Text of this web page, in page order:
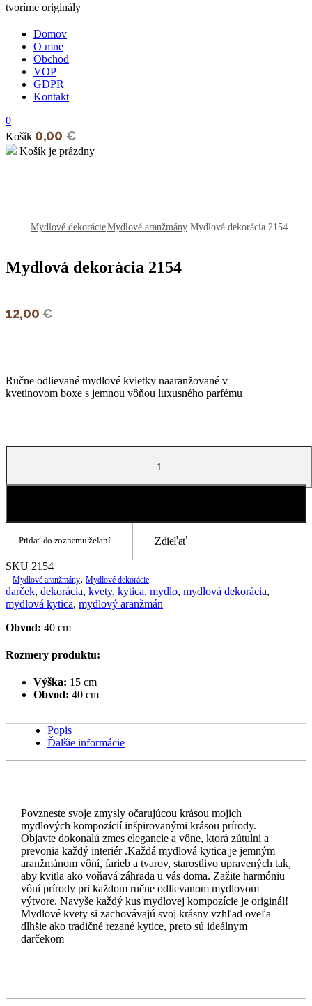
tvoríme originály
Domov
O mne
Obchod
VOP
GDPR
Kontakt
0
Košík 0,00 €
Košík je prázdny
Mydlové dekorácieMydlové aranžmány Mydlová dekorácia 2154
Mydlová dekorácia 2154
12,00 €
Ručne odlievané mydlové kvietky naaranžované v
kvetinovom boxe s jemnou vôňou luxusného parfému
množstvo
2154
Pridať do zoznamu želaní Zdieľať
SKU 2154
Mydlové aranžmány, Mydlové dekorácie
darček, dekorácia, kvety, kytica, mydlo, mydlová dekorácia,
mydlová kytica, mydlový aranžmán
Obvod: 40 cm
Rozmery produktu:
Výška: 15 cm
Obvod: 40 cm
Popis
Ďalšie informácie
Povzneste svoje zmysly očarujúcou krásou mojich
mydlových kompozícií inšpirovanými krásou prírody.
Objavte dokonalú zmes elegancie a vône, ktorá zútulni a
prevonia každý interiér .Každá mydlová kytica je jemným
aranžmánom vôní, farieb a tvarov, starostlivo upravených tak,
aby kvitla ako voňavá záhrada u vás doma. Zažite harmóniu
vôní prírody pri každom ručne odlievanom mydlovom
výtvore. Navyše každý kus mydlovej kompozície je originál!
Mydlové kvety si zachovávajú svoj krásny vzhľad oveľa
dlhšie ako tradičné rezané kytice, preto sú ideálnym
darčekom